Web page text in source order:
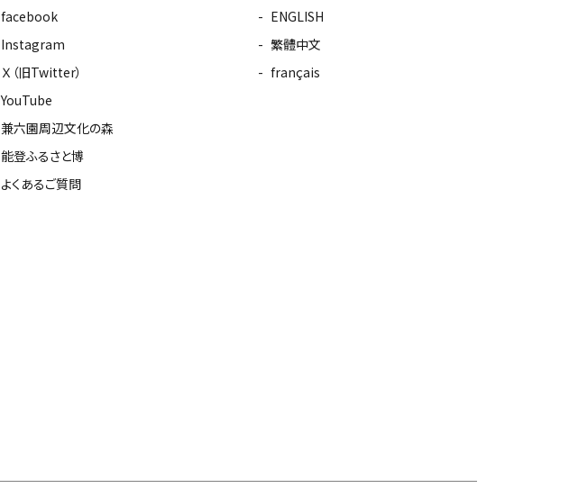
facebook
Instagram
Ｘ（旧Twitter）
YouTube
兼六園周辺文化の森
能登ふるさと博
よくあるご質問
ENGLISH
繁體中文
français